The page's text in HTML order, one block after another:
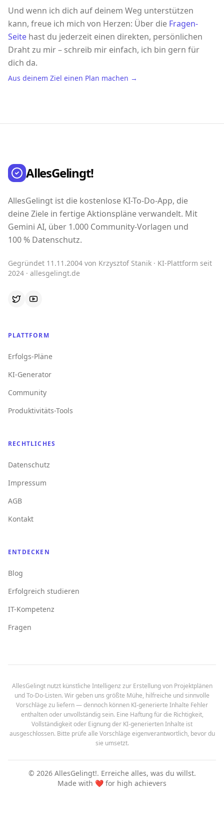
Und wenn ich dich auf deinem Weg unterstützen
kann, freue ich mich von Herzen: Über die Fragen-
Seite hast du jederzeit einen direkten, persönlichen
Draht zu mir – schreib mir einfach, ich bin gern für
dich da.
Aus deinem Ziel einen Plan machen →
AllesGelingt!
AllesGelingt ist die kostenlose KI-To-Do-App, die
deine Ziele in fertige Aktionspläne verwandelt. Mit
Gemini AI, über 1.000 Community-Vorlagen und
100 % Datenschutz.
Gegründet 11.11.2004 von Krzysztof Stanik · KI-Plattform seit
2024 · allesgelingt.de
PLATTFORM
Erfolgs-Pläne
KI-Generator
Community
Produktivitäts-Tools
RECHTLICHES
Datenschutz
Impressum
AGB
Kontakt
ENTDECKEN
Blog
Erfolgreich studieren
IT-Kompetenz
Fragen
AllesGelingt nutzt künstliche Intelligenz zur Erstellung von Projektplänen
und To-Do-Listen. Wir geben uns größte Mühe, hilfreiche und sinnvolle
Vorschläge zu liefern — dennoch können KI-generierte Inhalte Fehler
enthalten oder unvollständig sein. Eine Haftung für die Richtigkeit,
Vollständigkeit oder Eignung der KI-generierten Inhalte ist
ausgeschlossen. Bitte prüfe alle Vorschläge eigenverantwortlich, bevor du
sie umsetzt.
© 2026AllesGelingt!. Erreiche alles, was du willst.
Made with ❤️ for high achievers